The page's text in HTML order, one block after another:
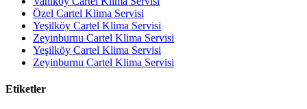
Özel Cartel Klima Servisi
Yeşilköy Cartel Klima Servisi
Zeyinburnu Cartel Klima Servisi
Yeşilköy Cartel Klima Servisi
Zeyinburnu Cartel Klima Servisi
Etiketler